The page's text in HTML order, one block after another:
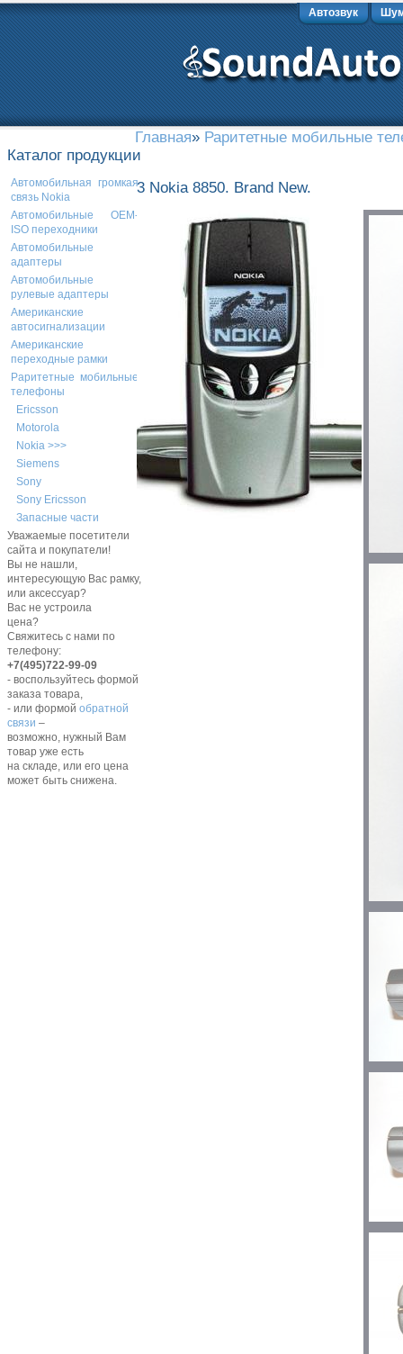
Автозвук
Каталог продукции
Автомобильная громкая
связь Nokia
Автомобильные OEM-
ISO переходники
Автомобильные
адаптеры
Автомобильные
рулевые адаптеры
Американские
автосигнализации
Американские
переходные рамки
Раритетные мобильные
телефоны
Ericsson
Motorola
Nokia >>>
Siemens
Sony
Sony Ericsson
Запасные части
Уважаемые посетители
сайта и покупатели!
Вы не нашли,
интересующую Вас рамку,
или аксессуар?
Вас не устроила
цена?
Свяжитесь с нами по
телефону:
+7(495)722-99-09
- воспользуйтесь формой
заказа товара,
- или формой обратной
связи –
возможно, нужный Вам
товар уже есть
на складе, или его цена
может быть снижена.
Главная» Раритетные мобильные
3 Nokia 8850. Brand New.